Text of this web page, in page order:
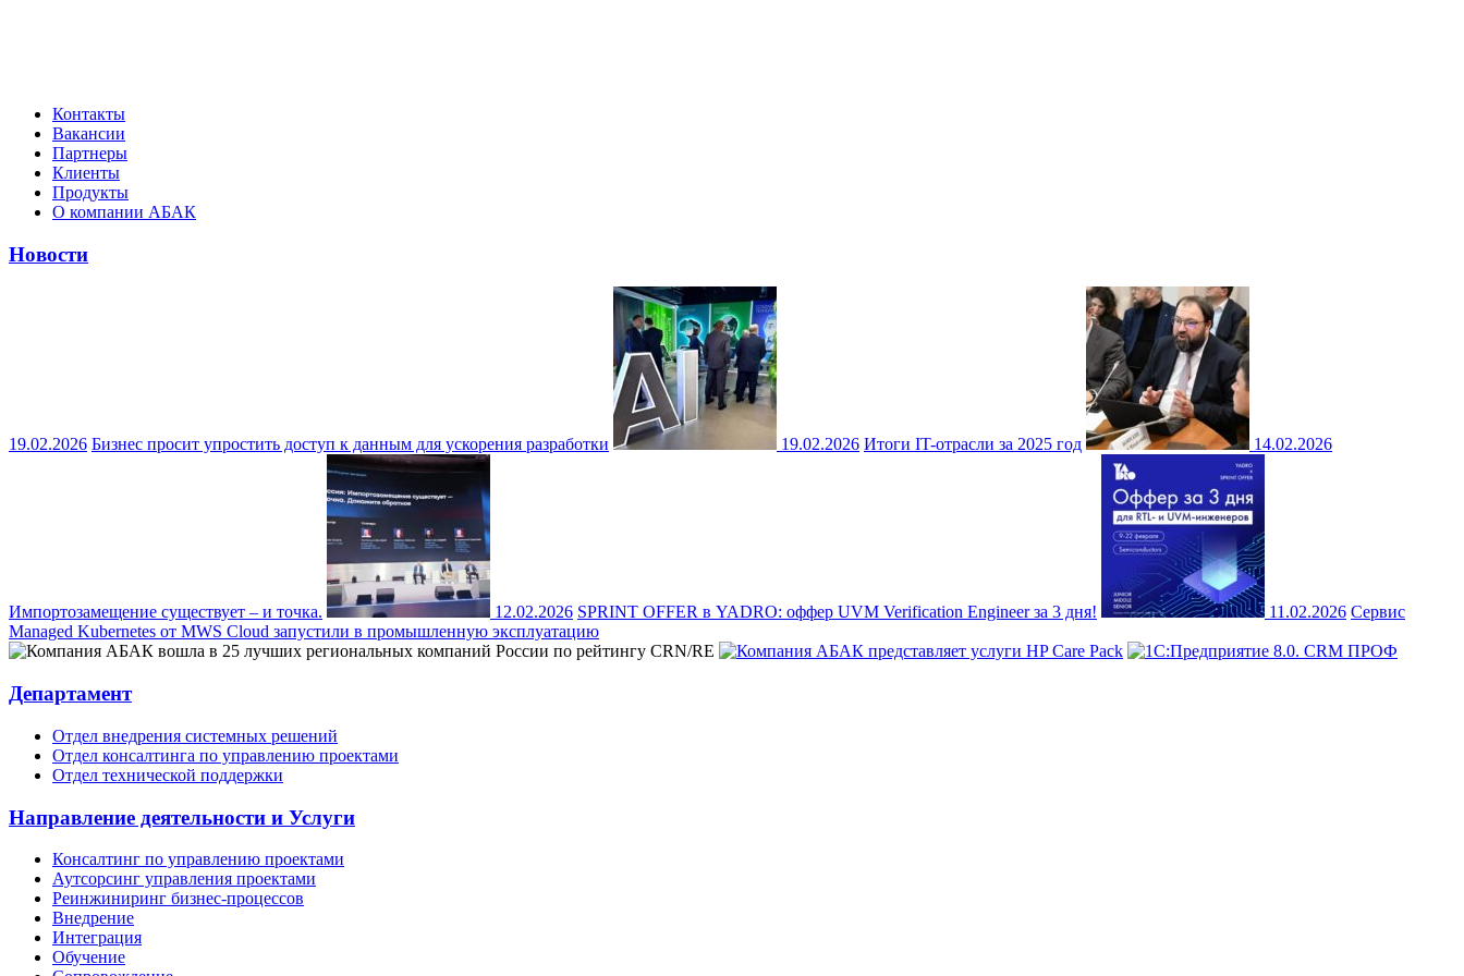
Контакты
Вакансии
Партнеры
Клиенты
Продукты
О компании АБАК
Новости
19.02.2026 Бизнес просит упростить доступ к данным для ускорения разработки 19.02.2026 Итоги IT-отрасли за 2025 год 14.02.2026
Импортозамещение существует – и точка. 12.02.2026 SPRINT OFFER в YADRO: оффер UVM Verification Engineer за 3 дня! 11.02.2026 Сервис
Managed Kubernetes от MWS Cloud запустили в промышленную эксплуатацию
Департамент
Отдел внедрения системных решений
Отдел консалтинга по управлению проектами
Отдел технической поддержки
Направление деятельности и Услуги
Консалтинг по управлению проектами
Аутсорсинг управления проектами
Реинжиниринг бизнес-процессов
Внедрение
Интеграция
Обучение